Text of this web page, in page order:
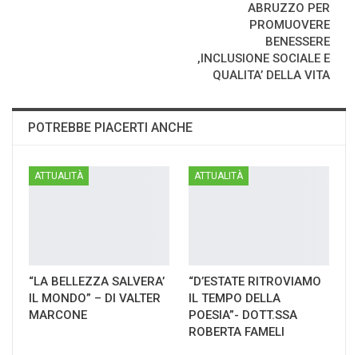
ABRUZZO PER
PROMUOVERE
BENESSERE
,INCLUSIONE SOCIALE E
QUALITA’ DELLA VITA
POTREBBE PIACERTI ANCHE
ATTUALITÀ
“LA BELLEZZA SALVERA’
IL MONDO” – DI VALTER
MARCONE
ATTUALITÀ
“D’ESTATE RITROVIAMO
IL TEMPO DELLA
POESIA”- DOTT.SSA
ROBERTA FAMELI